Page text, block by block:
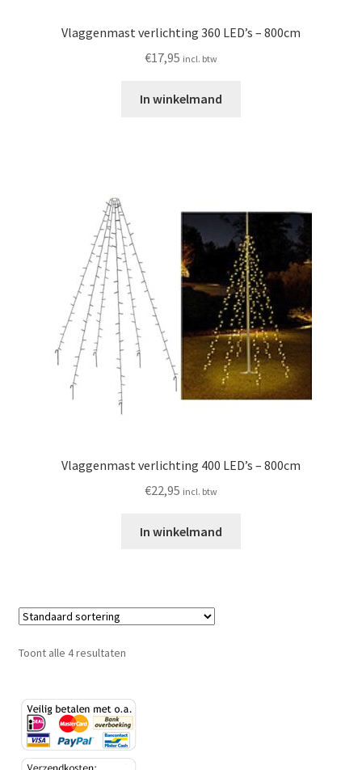
Vlaggenmast verlichting 360 LED’s – 800cm
€17,95 incl. btw
In winkelmand
Vlaggenmast verlichting 400 LED’s – 800cm
€22,95 incl. btw
In winkelmand
Toont alle 4 resultaten